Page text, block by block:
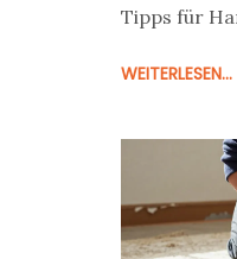
Tipps für
WEITERLESEN...